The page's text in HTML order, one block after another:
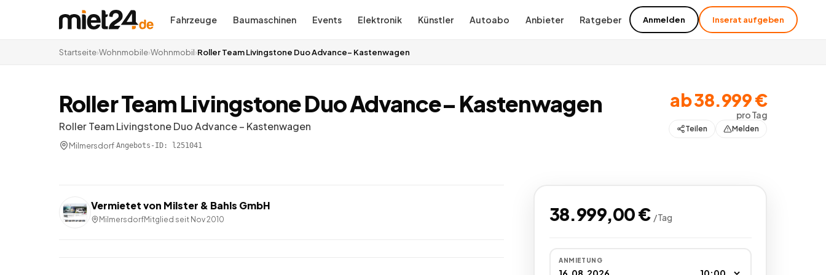
Fahrzeuge Baumaschinen Events Elektronik Künstler Autoabo Anbieter Ratgeber Anmelden Inserat aufgeben
Startseite›Wohnmobile›Wohnmobil›Roller Team Livingstone Duo Advance– Kastenwagen
Roller Team Livingstone Duo Advance– Kastenwagen
Roller Team Livingstone Duo Advance – Kastenwagen
Milmersdorf·Angebots-ID: l251041
ab38.999€
proTag
Teilen Melden
Vermietet von Milster & Bahls GmbH
MilmersdorfMitglied seit Nov 2010 38.999,00€ /Tag
ANMIETUNG